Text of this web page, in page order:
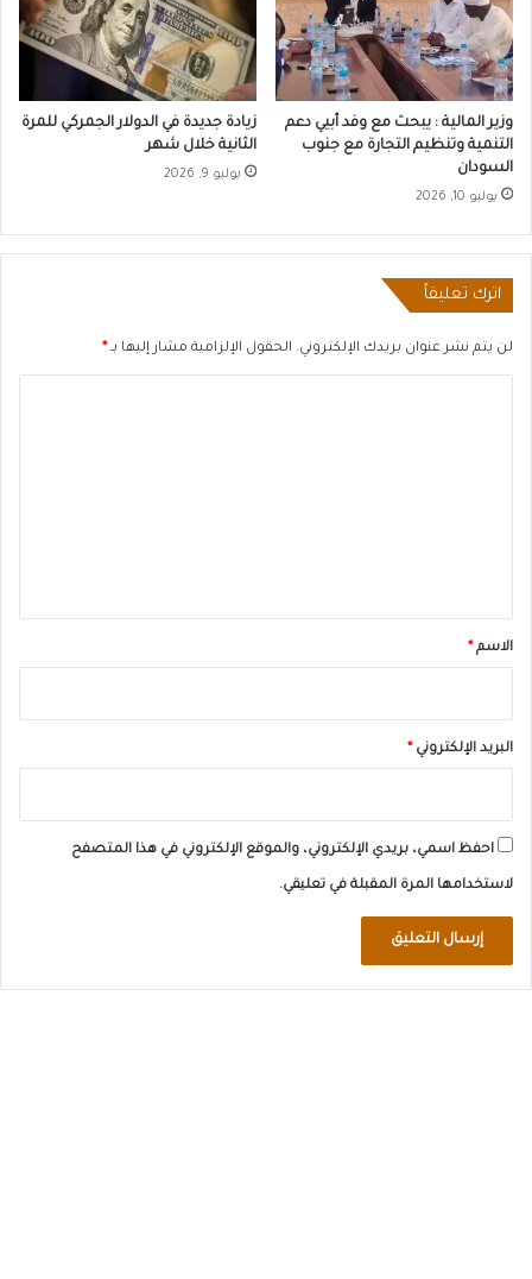
وزير المالية : يبحث مع وفد أبيي دعم
التنمية وتنظيم التجارة مع جنوب
السودان
يوليو 10, 2026
زيادة جديدة في الدولار الجمركي للمرة
الثانية خلال شهر
يوليو 9, 2026
اترك تعليقاً
لن يتم نشر عنوان بريدك الإلكتروني. الحقول الإلزامية مشار إليها بـ *
*الاسم *
البريد الإلكتروني *
احفظ اسمي، بريدي الإلكتروني، والموقع الإلكتروني في هذا المتصفح
لاستخدامها المرة المقبلة في تعليقي.